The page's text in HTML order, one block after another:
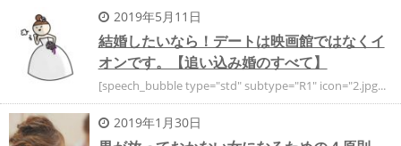
2019年5月11日
結婚したいなら！デートは映画館ではなくイ
オンです。【追い込み婚のすべて】
[speech_bubble type="std" subtype="R1" icon="2.jpg...
2019年1月30日